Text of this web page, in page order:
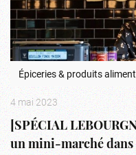
Épiceries & produits
4 mai 2023
[SPÉCIAL
un mini-marché